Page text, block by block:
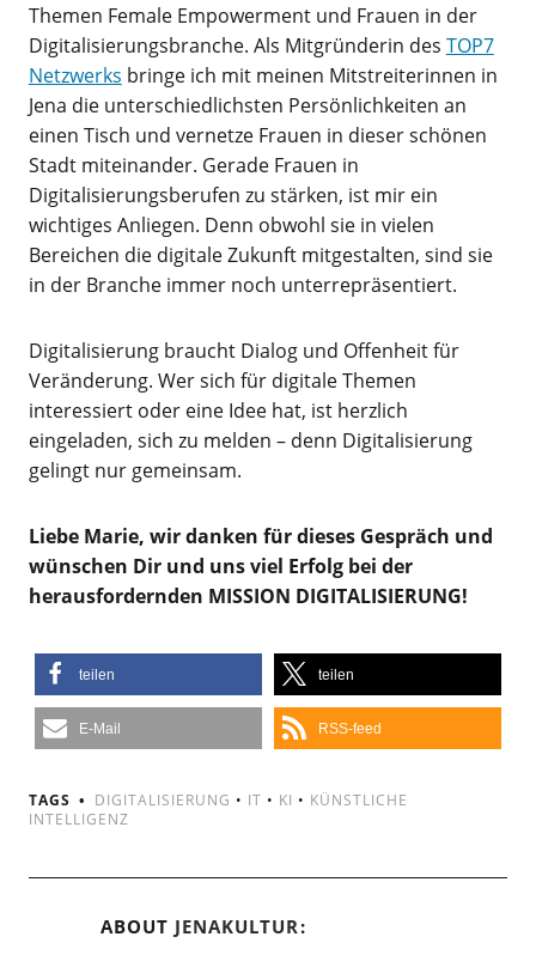
Themen Female Empowerment und Frauen in der
Digitalisierungsbranche. Als Mitgründerin des TOP7
Netzwerks bringe ich mit meinen Mitstreiterinnen in
Jena die unterschiedlichsten Persönlichkeiten an
einen Tisch und vernetze Frauen in dieser schönen
Stadt miteinander. Gerade Frauen in
Digitalisierungsberufen zu stärken, ist mir ein
wichtiges Anliegen. Denn obwohl sie in vielen
Bereichen die digitale Zukunft mitgestalten, sind sie
in der Branche immer noch unterrepräsentiert.
Digitalisierung braucht Dialog und Offenheit für
Veränderung. Wer sich für digitale Themen
interessiert oder eine Idee hat, ist herzlich
eingeladen, sich zu melden – denn Digitalisierung
gelingt nur gemeinsam.
Liebe Marie, wir danken für dieses Gespräch und
wünschen Dir und uns viel Erfolg bei der
herausfordernden MISSION DIGITALISIERUNG!
teilen teilen
E-Mail RSS-feed
TAGS DIGITALISIERUNG • IT • KI • KÜNSTLICHE
INTELLIGENZ
ABOUT JENAKULTUR